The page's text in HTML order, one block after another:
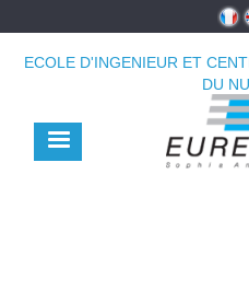
principal
ECOLE D'INGENIEUR ET
DU